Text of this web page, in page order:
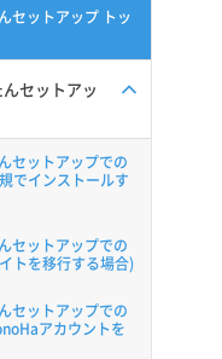
セットアップ トッ
セットアッ
セットアップでの
でインストールす
セットアップでの
トを移行する場合)
セットアップでの
アカウントを